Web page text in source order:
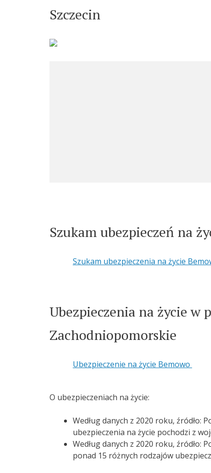
Szczecin
Szukam ubezpieczeń na
Szukam ubezpieczenia na życie
Ubezpieczenia na życie w
Zachodniopomorskie
Ubezpieczenie na życie Bemowo
O ubezpieczeniach na życie:
Według danych z 2020 roku, źródło:
ubezpieczenia na życie pochodzi z
Według danych z 2020 roku, źródło:
ponad 15 różnych rodzajów